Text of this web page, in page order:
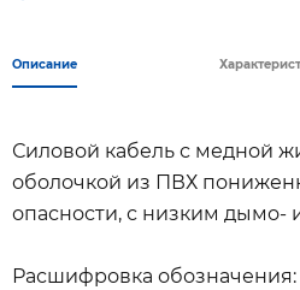
Описание
Силовой кабель с медной
оболочкой из ПВХ
опасности, с низким дымо-
Расшифровка обозначения: